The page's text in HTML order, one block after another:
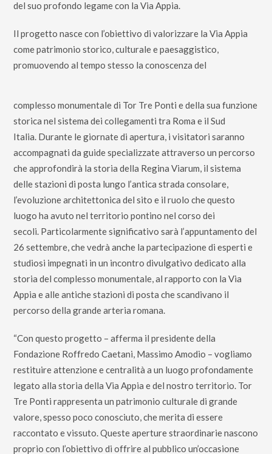
del suo profondo legame con la Via Appia.
Il progetto nasce con l’obiettivo di valorizzare la Via Appia
come patrimonio storico, culturale e paesaggistico,
promuovendo al tempo stesso la conoscenza del
complesso monumentale di Tor Tre Ponti e della sua funzione
storica nel sistema dei collegamenti tra Roma e il Sud
Italia. Durante le giornate di apertura, i visitatori saranno
accompagnati da guide specializzate attraverso un percorso
che approfondirà la storia della Regina Viarum, il sistema
delle stazioni di posta lungo l’antica strada consolare,
l’evoluzione architettonica del sito e il ruolo che questo
luogo ha avuto nel territorio pontino nel corso dei
secoli. Particolarmente significativo sarà l’appuntamento del
26 settembre, che vedrà anche la partecipazione di esperti e
studiosi impegnati in un incontro divulgativo dedicato alla
storia del complesso monumentale, al rapporto con la Via
Appia e alle antiche stazioni di posta che scandivano il
percorso della grande arteria romana.
“Con questo progetto – afferma il presidente della
Fondazione Roffredo Caetani, Massimo Amodio – vogliamo
restituire attenzione e centralità a un luogo profondamente
legato alla storia della Via Appia e del nostro territorio. Tor
Tre Ponti rappresenta un patrimonio culturale di grande
valore, spesso poco conosciuto, che merita di essere
raccontato e vissuto. Queste aperture straordinarie nascono
proprio con l’obiettivo di offrire al pubblico un’occasione